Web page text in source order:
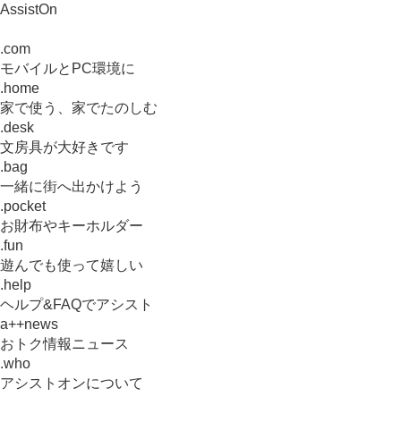
AssistOn
.com
モバイルとPC環境に
.home
家で使う、家でたのしむ
.desk
文房具が大好きです
.bag
一緒に街へ出かけよう
.pocket
お財布やキーホルダー
.fun
遊んでも使って嬉しい
.help
ヘルプ&FAQでアシスト
a++news
おトク情報ニュース
.who
アシストオンについて